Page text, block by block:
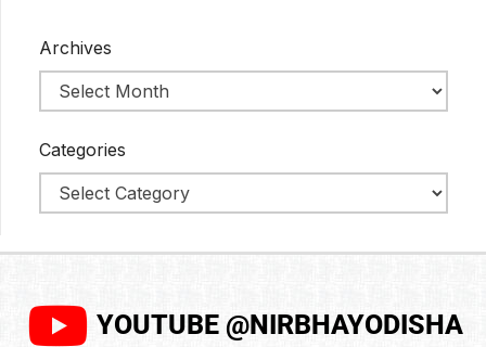
Archives
Categories
YOUTUBE @NIRBHAYODISHA